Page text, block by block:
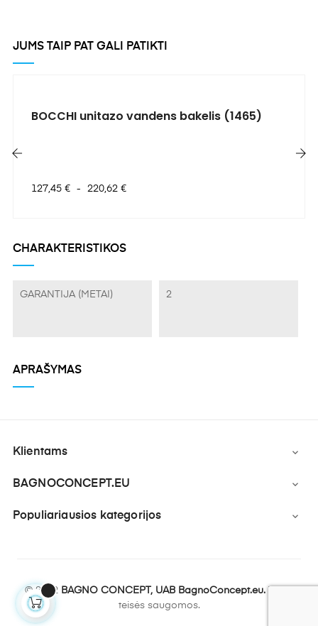
JUMS TAIP PAT GALI PATIKTI
BOCCHI unitazo vandens bakelis (1465)
Kaina
127,45 € - 220,62 €
CHARAKTERISTIKOS
GARANTIJA (METAI) 2
APRAŠYMAS
Klientams 
BAGNOCONCEPT.EU 
Populiariausios kategorijos 
© 2022 BAGNO CONCEPT, UAB BagnoConcept.eu.
teisės saugomos.